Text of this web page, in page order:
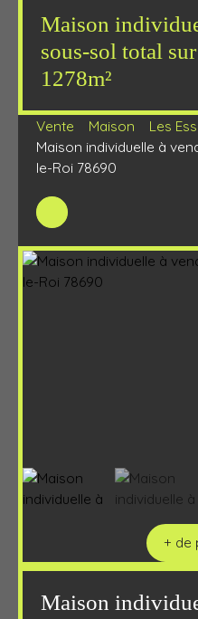
Maison
sous-sol total
1278m²
Vente Maison
Les
Maison individuelle à
le-Roi 78690
+ de
Maison